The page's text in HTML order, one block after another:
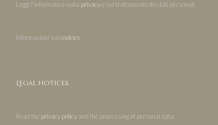
Leggi l’informativa sulla privacye sul trattamento dei dati personali.
Informazioni sui cookies
Legal notices
Read the privacy policy and the processing of personal data.